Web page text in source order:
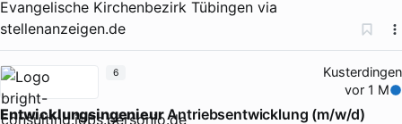
Evangelische Kirchenbezirk Tübingen via
stellenanzeigen.de
Kusterdingen
vor 1 M
EntwicklungsingenieurAntriebsentwicklung (m/w/d)
6